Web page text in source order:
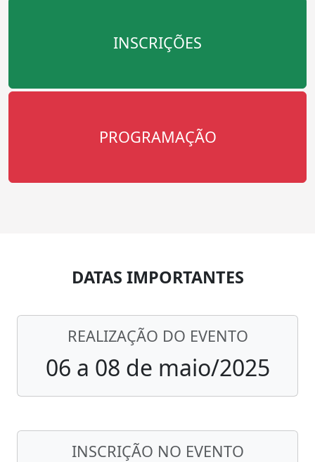
INSCRIÇÕES
PROGRAMAÇÃO
DATAS IMPORTANTES
REALIZAÇÃO DO EVENTO
06 a 08 de maio/2025
INSCRIÇÃO NO EVENTO